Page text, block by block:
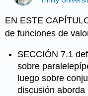
EN ESTE
de funciones de
SECCIÓN 7.1
sobre
luego sobre
discusión